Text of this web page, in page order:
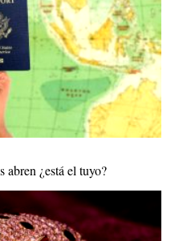
abren ¿está el tuyo?